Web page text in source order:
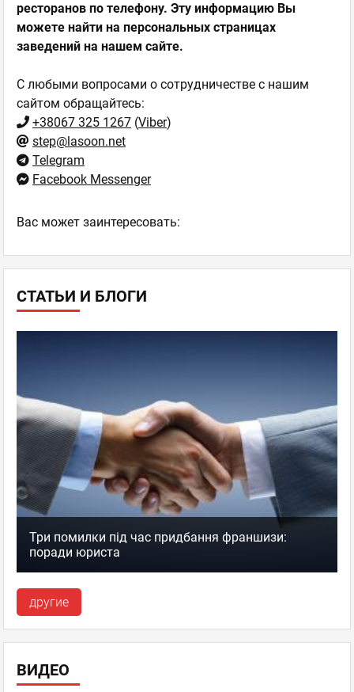
СТАТЬИ И БЛОГИ
Три помилки під час придбання франшизи:
поради юриста
другие
ВИДЕО
ресторанов по телефону. Эту информацию Вы
можете найти на персональных страницах
заведений на нашем сайте.
С любыми вопросами о сотрудничестве с нашим
сайтом обращайтесь:
+38067 325 1267 (Viber)
step@lasoon.net
Telegram
Facebook Messenger
Ваc может заинтересовать: